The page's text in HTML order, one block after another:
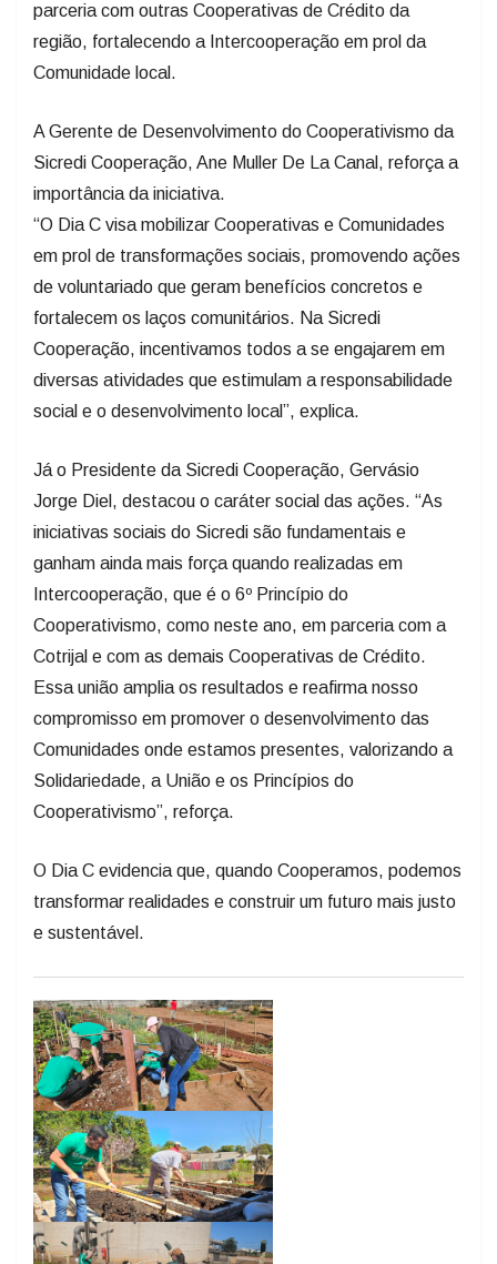
parceria com outras Cooperativas de Crédito da
região, fortalecendo a Intercooperação em prol da
Comunidade local.
A Gerente de Desenvolvimento do Cooperativismo da
Sicredi Cooperação, Ane Muller De La Canal, reforça a
importância da iniciativa.
“O Dia C visa mobilizar Cooperativas e Comunidades
em prol de transformações sociais, promovendo ações
de voluntariado que geram benefícios concretos e
fortalecem os laços comunitários. Na Sicredi
Cooperação, incentivamos todos a se engajarem em
diversas atividades que estimulam a responsabilidade
social e o desenvolvimento local”, explica.
Já o Presidente da Sicredi Cooperação, Gervásio
Jorge Diel, destacou o caráter social das ações. “As
iniciativas sociais do Sicredi são fundamentais e
ganham ainda mais força quando realizadas em
Intercooperação, que é o 6º Princípio do
Cooperativismo, como neste ano, em parceria com a
Cotrijal e com as demais Cooperativas de Crédito.
Essa união amplia os resultados e reafirma nosso
compromisso em promover o desenvolvimento das
Comunidades onde estamos presentes, valorizando a
Solidariedade, a União e os Princípios do
Cooperativismo”, reforça.
O Dia C evidencia que, quando Cooperamos, podemos
transformar realidades e construir um futuro mais justo
e sustentável.